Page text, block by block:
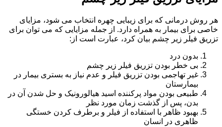
هر روش درمانی که برای زیبایی چهره انتخاب می شود، مزایای
خاصی برای بیمار به همراه دارد. از جمله مزایایی که می توان برای
تزریق فیلر زیر چشم بیان کرد، عبارت است از:
بدون درد
بی خطر بودن تزریق فیلر زیر چشم
غیر تهاجمی بودن تزریق فیلر و عدم نیاز به بستری بیمار در
بیمارستان
طبیعی بودن مواد پرکننده اسید هیالورونیک و حل شدن آن در
بدن، پس از گذشت زمان مورد نظر
بهبود ظاهر با استفاده از فیلر و برطرف کردن خستگی
ظاهری در انسان